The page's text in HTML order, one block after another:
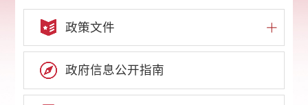
政策文件
政府信息公开指南